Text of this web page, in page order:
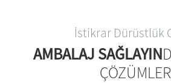
İstikrar Dürüstlük
AMBALAJ SAĞLAYIN
ÇÖZÜMLER